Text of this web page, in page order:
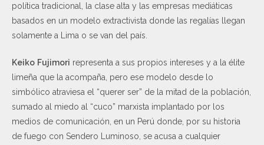
política tradicional, la clase alta y las empresas mediáticas
basados en un modelo extractivista donde las regalías llegan
solamente a Lima o se van del país.
Keiko Fujimori representa a sus propios intereses y a la élite
limeña que la acompaña, pero ese modelo desde lo
simbólico atraviesa el “querer ser” de la mitad de la población,
sumado al miedo al “cuco” marxista implantado por los
medios de comunicación, en un Perú donde, por su historia
de fuego con Sendero Luminoso, se acusa a cualquier